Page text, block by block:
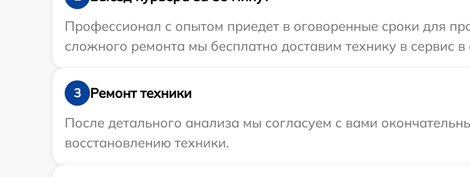
Профессионал с опытом приедет в оговоренные сроки для
сложного ремонта мы бесплатно доставим технику в сервис
3
Ремонт техники
После детального анализа мы согласуем с вами
восстановлению техники.